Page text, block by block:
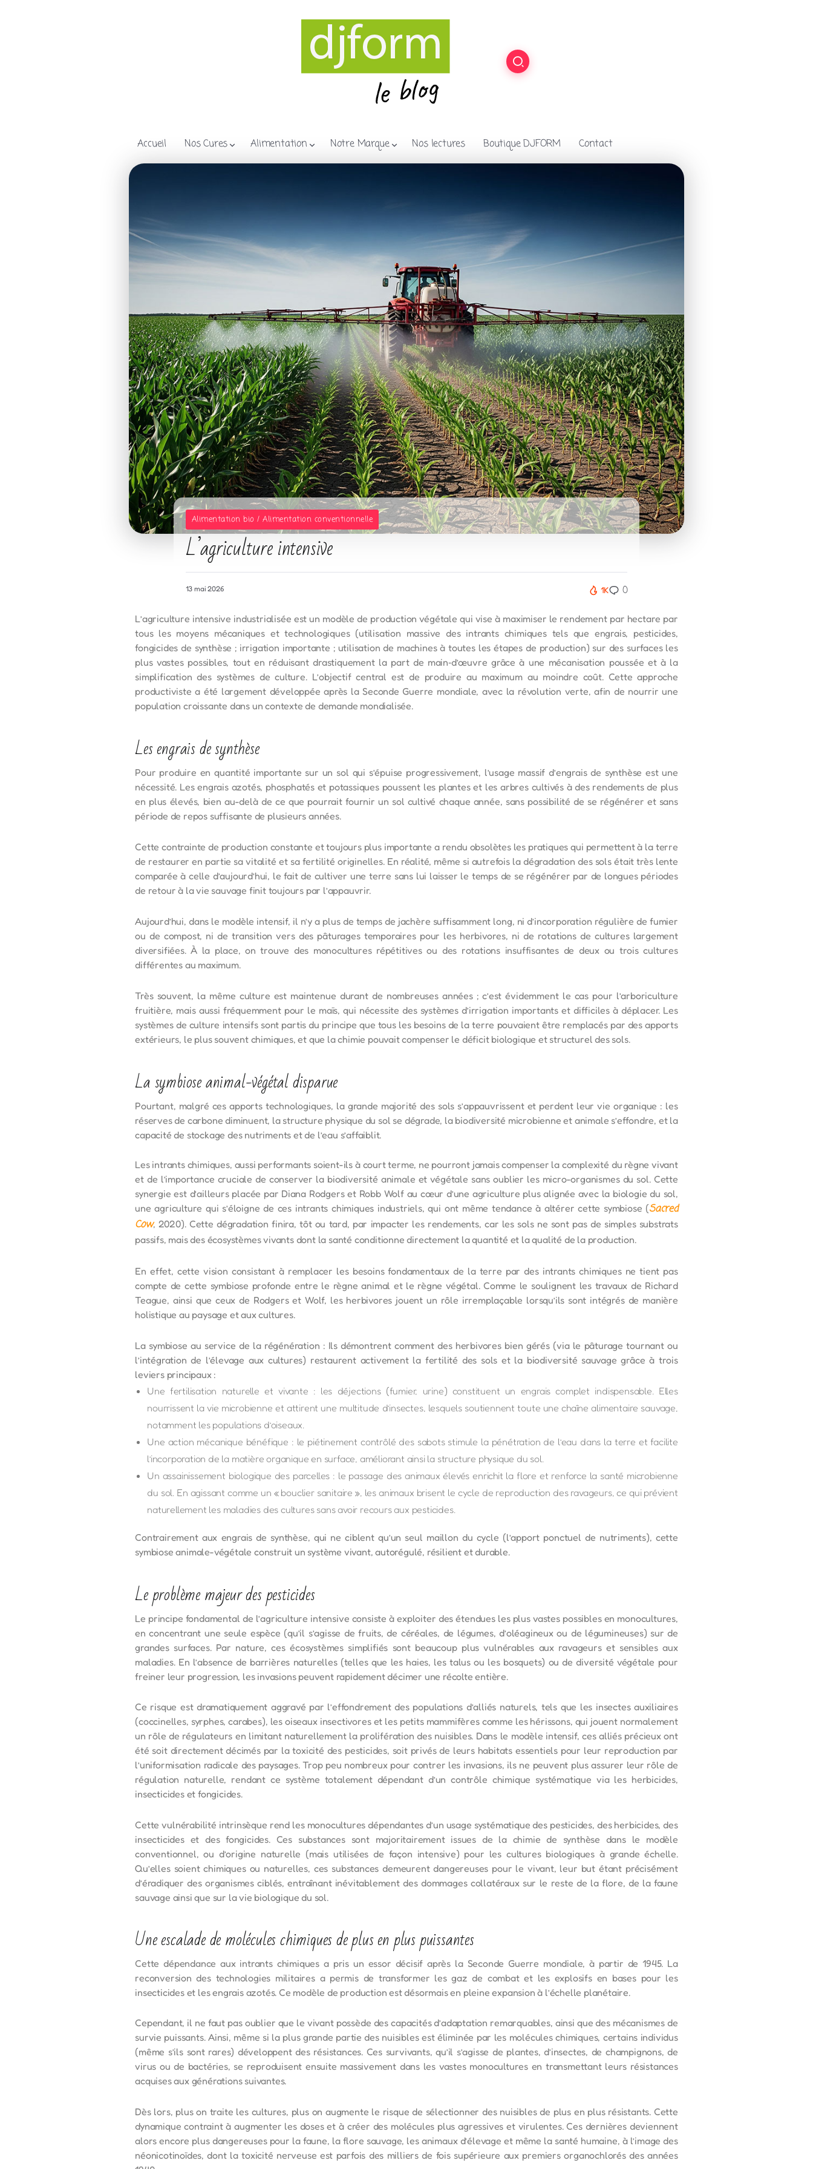
Accueil Nos Cures Alimentation Notre Marque Nos lectures Boutique DJFORM Contact
Alimentation bio / Alimentation conventionnelle
L’agriculture intensive
13 mai 2026 1K 0
L’agriculture intensive industrialisée est un modèle de production végétale qui vise à maximiser le rendement par hectare par
tous les moyens mécaniques et technologiques (utilisation massive des intrants chimiques tels que engrais, pesticides,
fongicides de synthèse ; irrigation importante ; utilisation de machines à toutes les étapes de production) sur des surfaces les
plus vastes possibles, tout en réduisant drastiquement la part de main‑d’œuvre grâce à une mécanisation poussée et à la
simplification des systèmes de culture. L’objectif central est de produire au maximum au moindre coût. Cette approche
productiviste a été largement développée après la Seconde Guerre mondiale, avec la révolution verte, afin de nourrir une
population croissante dans un contexte de demande mondialisée.
Les engrais de synthèse
Pour produire en quantité importante sur un sol qui s’épuise progressivement, l’usage massif d’engrais de synthèse est une
nécessité. Les engrais azotés, phosphatés et potassiques poussent les plantes et les arbres cultivés à des rendements de plus
en plus élevés, bien au-delà de ce que pourrait fournir un sol cultivé chaque année, sans possibilité de se régénérer et sans
période de repos suffisante de plusieurs années.
Cette contrainte de production constante et toujours plus importante a rendu obsolètes les pratiques qui permettent à la terre
de restaurer en partie sa vitalité et sa fertilité originelles. En réalité, même si autrefois la dégradation des sols était très lente
comparée à celle d’aujourd’hui, le fait de cultiver une terre sans lui laisser le temps de se régénérer par de longues périodes
de retour à la vie sauvage finit toujours par l’appauvrir.
Aujourd’hui, dans le modèle intensif, il n’y a plus de temps de jachère suffisamment long, ni d’incorporation régulière de fumier
ou de compost, ni de transition vers des pâturages temporaires pour les herbivores, ni de rotations de cultures largement
diversifiées. À la place, on trouve des monocultures répétitives ou des rotations insuffisantes de deux ou trois cultures
différentes au maximum.
Très souvent, la même culture est maintenue durant de nombreuses années ; c’est évidemment le cas pour l’arboriculture
fruitière, mais aussi fréquemment pour le maïs, qui nécessite des systèmes d’irrigation importants et difficiles à déplacer. Les
systèmes de culture intensifs sont partis du principe que tous les besoins de la terre pouvaient être remplacés par des apports
extérieurs, le plus souvent chimiques, et que la chimie pouvait compenser le déficit biologique et structurel des sols.
La symbiose animal-végétal disparue
Pourtant, malgré ces apports technologiques, la grande majorité des sols s’appauvrissent et perdent leur vie organique : les
réserves de carbone diminuent, la structure physique du sol se dégrade, la biodiversité microbienne et animale s’effondre, et la
capacité de stockage des nutriments et de l’eau s’affaiblit.
Les intrants chimiques, aussi performants soient-ils à court terme, ne pourront jamais compenser la complexité du règne vivant
et de l’importance cruciale de conserver la biodiversité animale et végétale sans oublier les micro-organismes du sol. Cette
synergie est d’ailleurs placée par Diana Rodgers et Robb Wolf au cœur d’une agriculture plus alignée avec la biologie du sol,
une agriculture qui s’éloigne de ces intrants chimiques industriels, qui ont même tendance à altérer cette symbiose (Sacred
Cow, 2020). Cette dégradation finira, tôt ou tard, par impacter les rendements, car les sols ne sont pas de simples substrats
passifs, mais des écosystèmes vivants dont la santé conditionne directement la quantité et la qualité de la production.
En effet, cette vision consistant à remplacer les besoins fondamentaux de la terre par des intrants chimiques ne tient pas
compte de cette symbiose profonde entre le règne animal et le règne végétal. Comme le soulignent les travaux de Richard
Teague, ainsi que ceux de Rodgers et Wolf, les herbivores jouent un rôle irremplaçable lorsqu’ils sont intégrés de manière
holistique au paysage et aux cultures.
La symbiose au service de la régénération : Ils démontrent comment des herbivores bien gérés (via le pâturage tournant ou
l’intégration de l’élevage aux cultures) restaurent activement la fertilité des sols et la biodiversité sauvage grâce à trois
leviers principaux :
Une fertilisation naturelle et vivante : les déjections (fumier, urine) constituent un engrais complet indispensable. Elles
nourrissent la vie microbienne et attirent une multitude d’insectes, lesquels soutiennent toute une chaîne alimentaire sauvage,
notamment les populations d’oiseaux.
Une action mécanique bénéfique : le piétinement contrôlé des sabots stimule la pénétration de l’eau dans la terre et facilite
l’incorporation de la matière organique en surface, améliorant ainsi la structure physique du sol.
Un assainissement biologique des parcelles : le passage des animaux élevés enrichit la flore et renforce la santé microbienne
du sol. En agissant comme un « bouclier sanitaire », les animaux brisent le cycle de reproduction des ravageurs, ce qui prévient
naturellement les maladies des cultures sans avoir recours aux pesticides.
Contrairement aux engrais de synthèse, qui ne ciblent qu’un seul maillon du cycle (l’apport ponctuel de nutriments), cette
symbiose animale-végétale construit un système vivant, autorégulé, résilient et durable.
Le problème majeur des pesticides
Le principe fondamental de l’agriculture intensive consiste à exploiter des étendues les plus vastes possibles en monocultures,
en concentrant une seule espèce (qu’il s’agisse de fruits, de céréales, de légumes, d’oléagineux ou de légumineuses) sur de
grandes surfaces. Par nature, ces écosystèmes simplifiés sont beaucoup plus vulnérables aux ravageurs et sensibles aux
maladies. En l’absence de barrières naturelles (telles que les haies, les talus ou les bosquets) ou de diversité végétale pour
freiner leur progression, les invasions peuvent rapidement décimer une récolte entière.
Ce risque est dramatiquement aggravé par l’effondrement des populations d’alliés naturels, tels que les insectes auxiliaires
(coccinelles, syrphes, carabes), les oiseaux insectivores et les petits mammifères comme les hérissons, qui jouent normalement
un rôle de régulateurs en limitant naturellement la prolifération des nuisibles. Dans le modèle intensif, ces alliés précieux ont
été soit directement décimés par la toxicité des pesticides, soit privés de leurs habitats essentiels pour leur reproduction par
l’uniformisation radicale des paysages. Trop peu nombreux pour contrer les invasions, ils ne peuvent plus assurer leur rôle de
régulation naturelle, rendant ce système totalement dépendant d’un contrôle chimique systématique via les herbicides,
insecticides et fongicides.
Cette vulnérabilité intrinsèque rend les monocultures dépendantes d’un usage systématique des pesticides, des herbicides, des
insecticides et des fongicides. Ces substances sont majoritairement issues de la chimie de synthèse dans le modèle
conventionnel, ou d’origine naturelle (mais utilisées de façon intensive) pour les cultures biologiques à grande échelle.
Qu’elles soient chimiques ou naturelles, ces substances demeurent dangereuses pour le vivant, leur but étant précisément
d’éradiquer des organismes ciblés, entraînant inévitablement des dommages collatéraux sur le reste de la flore, de la faune
sauvage ainsi que sur la vie biologique du sol.
Une escalade de molécules chimiques de plus en plus puissantes
Cette dépendance aux intrants chimiques a pris un essor décisif après la Seconde Guerre mondiale, à partir de 1945. La
reconversion des technologies militaires a permis de transformer les gaz de combat et les explosifs en bases pour les
insecticides et les engrais azotés. Ce modèle de production est désormais en pleine expansion à l’échelle planétaire.
Cependant, il ne faut pas oublier que le vivant possède des capacités d’adaptation remarquables, ainsi que des mécanismes de
survie puissants. Ainsi, même si la plus grande partie des nuisibles est éliminée par les molécules chimiques, certains individus
(même s’ils sont rares) développent des résistances. Ces survivants, qu’il s’agisse de plantes, d’insectes, de champignons, de
virus ou de bactéries, se reproduisent ensuite massivement dans les vastes monocultures en transmettant leurs résistances
acquises aux générations suivantes.
Dès lors, plus on traite les cultures, plus on augmente le risque de sélectionner des nuisibles de plus en plus résistants. Cette
dynamique contraint à augmenter les doses et à créer des molécules plus agressives et virulentes. Ces dernières deviennent
alors encore plus dangereuses pour la faune, la flore sauvage, les animaux d’élevage et même la santé humaine, à l’image des
néonicotinoïdes, dont la toxicité nerveuse est parfois des milliers de fois supérieure aux premiers organochlorés des années